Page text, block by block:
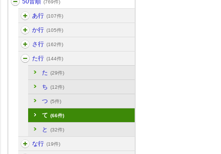
50音順 (769件)
あ行 (107件)
か行 (105件)
さ行 (162件)
た行 (144件)
た (29件)
ち (12件)
つ (5件)
て (66件)
と (32件)
な行 (19件)